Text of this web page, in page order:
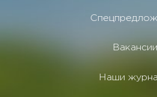
Вакансии
Наши